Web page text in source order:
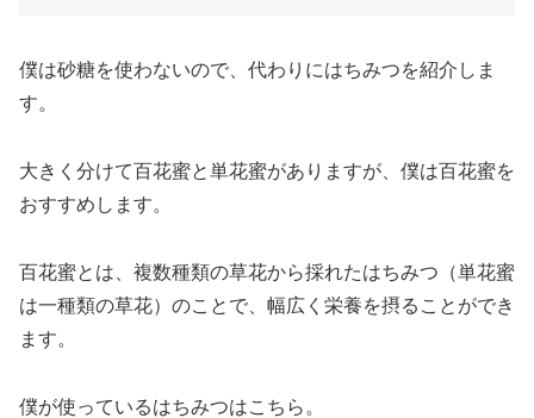
僕は砂糖を使わないので、代わりにはちみつを紹介しま
す。
大きく分けて百花蜜と単花蜜がありますが、僕は百花蜜を
おすすめします。
百花蜜とは、複数種類の草花から採れたはちみつ（単花蜜
は一種類の草花）のことで、幅広く栄養を摂ることができ
ます。
僕が使っているはちみつはこちら。